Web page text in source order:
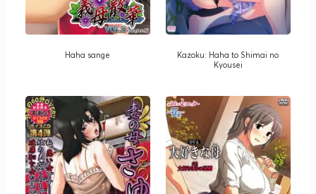
Haha sange
Kazoku: Haha to Shimai no
Kyousei